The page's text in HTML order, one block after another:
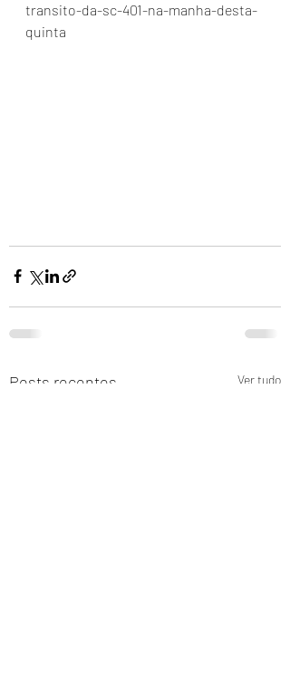
transito-da-sc-401-na-manha-desta-
quinta
Posts recentes Ver tudo